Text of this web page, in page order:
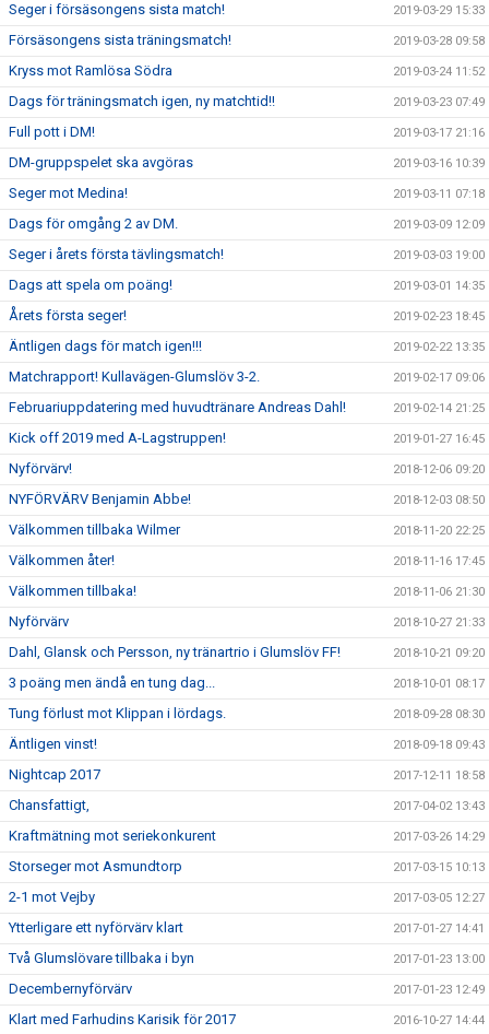
Seger i försäsongens sista match! 2019-03-29 15:33
Försäsongens sista träningsmatch! 2019-03-28 09:58
Kryss mot Ramlösa Södra 2019-03-24 11:52
Dags för träningsmatch igen, ny matchtid!! 2019-03-23 07:49
Full pott i DM! 2019-03-17 21:16
DM-gruppspelet ska avgöras 2019-03-16 10:39
Seger mot Medina! 2019-03-11 07:18
Dags för omgång 2 av DM. 2019-03-09 12:09
Seger i årets första tävlingsmatch! 2019-03-03 19:00
Dags att spela om poäng! 2019-03-01 14:35
Årets första seger! 2019-02-23 18:45
Äntligen dags för match igen!!! 2019-02-22 13:35
Matchrapport! Kullavägen-Glumslöv 3-2. 2019-02-17 09:06
Februariuppdatering med huvudtränare Andreas Dahl! 2019-02-14 21:25
Kick off 2019 med A-Lagstruppen! 2019-01-27 16:45
Nyförvärv! 2018-12-06 09:20
NYFÖRVÄRV Benjamin Abbe! 2018-12-03 08:50
Välkommen tillbaka Wilmer 2018-11-20 22:25
Välkommen åter! 2018-11-16 17:45
Välkommen tillbaka! 2018-11-06 21:30
Nyförvärv 2018-10-27 21:33
Dahl, Glansk och Persson, ny tränartrio i Glumslöv FF! 2018-10-21 09:20
3 poäng men ändå en tung dag... 2018-10-01 08:17
Tung förlust mot Klippan i lördags. 2018-09-28 08:30
Äntligen vinst! 2018-09-18 09:43
Nightcap 2017 2017-12-11 18:58
Chansfattigt, 2017-04-02 13:43
Kraftmätning mot seriekonkurent 2017-03-26 14:29
Storseger mot Asmundtorp 2017-03-15 10:13
2-1 mot Vejby 2017-03-05 12:27
Ytterligare ett nyförvärv klart 2017-01-27 14:41
Två Glumslövare tillbaka i byn 2017-01-23 13:00
Decembernyförvärv 2017-01-23 12:49
Klart med Farhudins Karisik för 2017 2016-10-27 14:44